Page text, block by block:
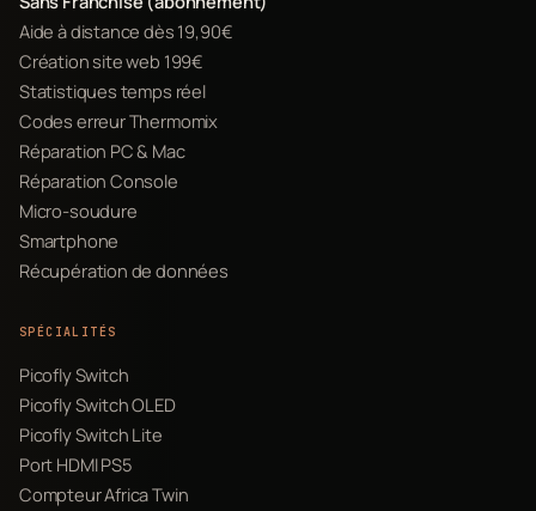
Aide à distance dès 19,90€
Création site web 199€
Statistiques temps réel
Codes erreur Thermomix
Réparation PC & Mac
Réparation Console
Micro-soudure
Smartphone
Récupération de données
SPÉCIALITÉS
Picofly Switch
Picofly Switch OLED
Picofly Switch Lite
Port HDMI PS5
Compteur Africa Twin